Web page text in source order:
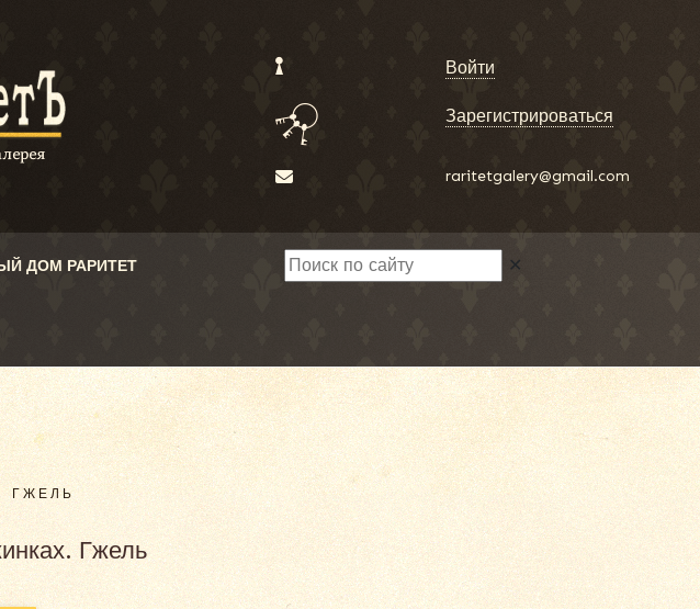
Войти
Зарегистрироваться
raritetgalery@gmail.com
ДОМ РАРИТЕТ ✕
ГЖЕЛЬ
Гжель